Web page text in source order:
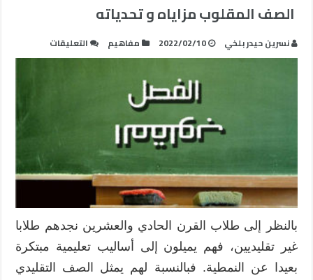
الصف المقلوب مزاياه و تحدياته
نسرين حيدر بلخي 2022/02/10 مفاهيم التعليقات
الصف
تحدياته
بالنظر إلى طلاب القرن الحادي والعشرين نجدهم طلابا
غير تقليديين، فهم يميلون إلى أساليب تعليمية مبتكرة
بعيدا عن النمطية. فبالنسبة لهم يمثل الصف التقليدي